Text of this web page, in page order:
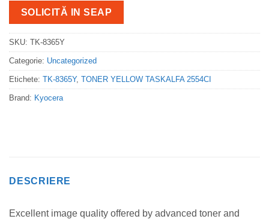
SOLICITĂ IN SEAP
SKU: TK-8365Y
Categorie: Uncategorized
Etichete: TK-8365Y, TONER YELLOW TASKALFA 2554CI
Brand: Kyocera
DESCRIERE
Excellent image quality offered by advanced toner and